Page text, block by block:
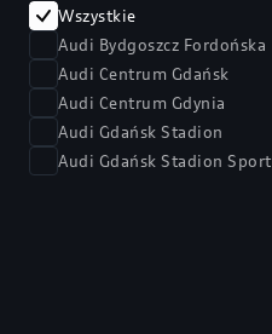
Wszystkie
Audi Bydgoszcz Fordońska
Audi Centrum Gdańsk
Audi Centrum Gdynia
Audi Gdańsk Stadion
Audi Gdańsk Stadion Sport